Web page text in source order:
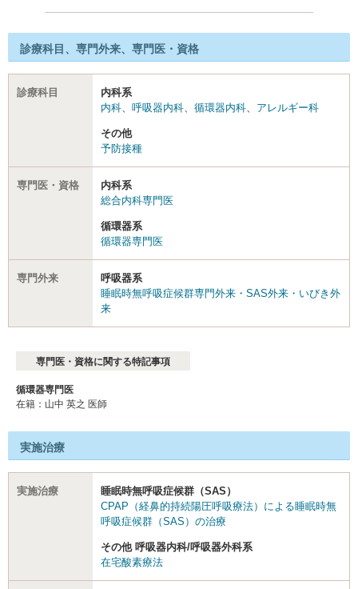
診療科目、専門外来、専門医・資格
診療科目
内科系
内科
呼吸器内科 循環器内科 アレルギー科
その他
予防接種
専門医・資格
内科系
総合内科専門医
循環器系
循環器専門医
専門外来
呼吸器系
睡眠時無呼吸症候群専門外来・SAS外来・いびき外
来
専門医・資格に関する特記事項
循環器専門医
在籍：山中 英之 医師
実施治療
実施治療
睡眠時無呼吸症候群（SAS）
CPAP（経鼻的持続陽圧呼吸療法）による睡眠時無
呼吸症候群（SAS）の治療
その他 呼吸器内科/呼吸器外科系
在宅酸素療法